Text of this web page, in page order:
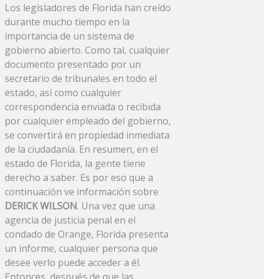
Los legisladores de Florida han creído
durante mucho tiempo en la
importancia de un sistema de
gobierno abierto. Como tal, cualquier
documento presentado por un
secretario de tribunales en todo el
estado, así como cualquier
correspondencia enviada o recibida
por cualquier empleado del gobierno,
se convertirá en propiedad inmediata
de la ciudadanía. En resumen, en el
estado de Florida, la gente tiene
derecho a saber. Es por eso que a
continuación ve información sobre
DERICK WILSON. Una vez que una
agencia de justicia penal en el
condado de Orange, Florida presenta
un informe, cualquier persona que
desee verlo puede acceder a él.